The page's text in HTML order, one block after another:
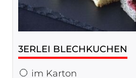
3ERLEI BLECHKUCHEN
im Karton